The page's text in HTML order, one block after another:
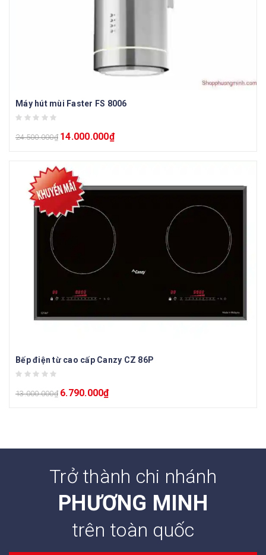
Máy hút mùi Faster FS 8006
24.500.000₫ 14.000.000₫
Bếp điện từ cao cấp Canzy CZ 86P
13.000.000₫ 6.790.000₫
Trở thành chi nhánh
PHƯƠNG MINH
trên toàn quốc